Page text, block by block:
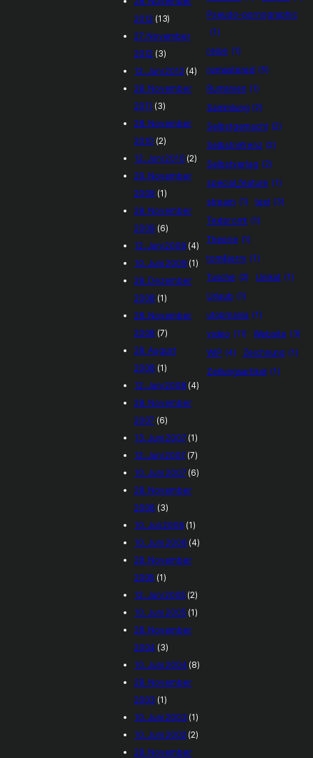
2012 (13)
27. November
2012 (3)
12. Juni 2012 (4)
28. November
2011 (3)
28. November
2010 (2)
12. Juni 2010 (2)
29. November
2009 (1)
28. November
2009 (6)
12. Juni 2009 (4)
10. Juni 2009 (1)
28. Dezember
2008 (1)
28. November
2008 (7)
28. August
2008 (1)
12. Juni 2008 (4)
28. November
2007 (6)
13. Juni 2007 (1)
12. Juni 2007 (7)
10. Juni 2007 (6)
28. November
2006 (3)
10. Juli 2006 (1)
10. Juni 2006 (4)
28. November
2005 (1)
12. Juni 2005 (2)
10. Juni 2005 (1)
28. November
2004 (3)
10. Juni 2004(8)
28. November
2003 (1)
10. Juni 2003 (1)
10. Juni 2002 (2)
28. November
Pseudo-pornographic
(1)
reise (1)
remastered (5)
Rumänien (1)
Sammlung (2)
Selbstgemacht (2)
Selbstrefrenz (2)
Selbstverlag (2)
special_feature (1)
stream (1) text (3)
Textpromt (1)
Theorie (1)
tom&jerry (1)
Tusche (2) Unikat (1)
Urlaub (1)
utopmania (1)
video (11) Website (3)
WIP (4) Zeichnung (1)
Zeitungsartikel (1)